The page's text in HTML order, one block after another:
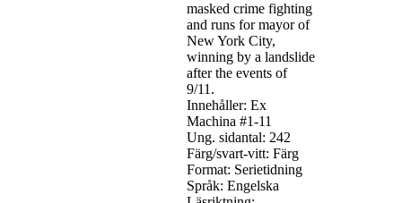
masked crime fighting
and runs for mayor of
New York City,
winning by a landslide
after the events of
9/11.
Innehåller: Ex
Machina #1-11
Ung. sidantal: 242
Färg/svart-vitt: Färg
Format: Serietidning
Språk: Engelska